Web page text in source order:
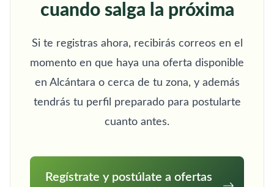
cuando salga la próxima
Si te registras ahora, recibirás correos en el
momento en que haya una oferta disponible
en Alcántara o cerca de tu zona, y además
tendrás tu perfil preparado para postularte
cuanto antes.
Regístrate y postúlate a ofertas